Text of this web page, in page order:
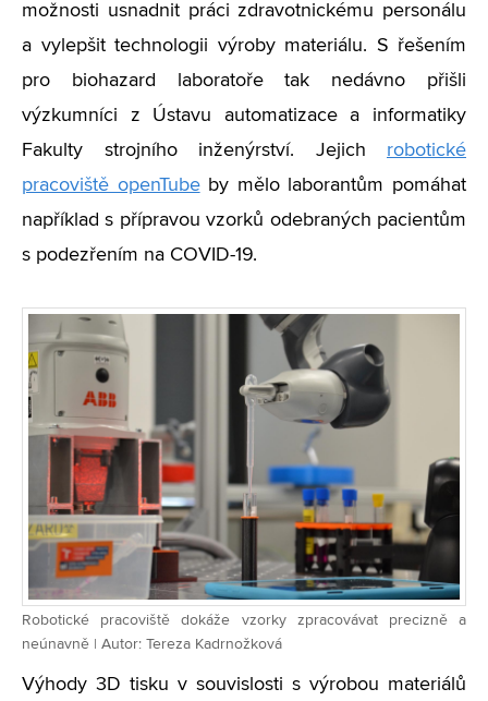
možnosti usnadnit práci zdravotnickému personálu
a vylepšit technologii výroby materiálu. S řešením
pro biohazard laboratoře tak nedávno přišli
výzkumníci z Ústavu automatizace a informatiky
Fakulty strojního inženýrství. Jejich robotické
pracoviště openTubeby mělo laborantům pomáhat
například s přípravou vzorků odebraných pacientům
s podezřením na COVID-19.
Robotické pracoviště dokáže vzorky zpracovávat precizně a
neúnavně | Autor: Tereza Kadrnožková
Výhody 3D tisku v souvislosti s výrobou materiálů